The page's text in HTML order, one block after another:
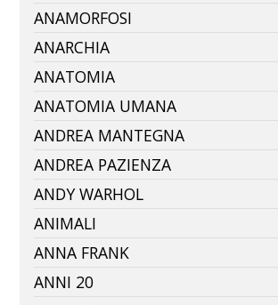
ANAMORFOSI
ANARCHIA
ANATOMIA
ANATOMIA UMANA
ANDREA MANTEGNA
ANDREA PAZIENZA
ANDY WARHOL
ANIMALI
ANNA FRANK
ANNI 20